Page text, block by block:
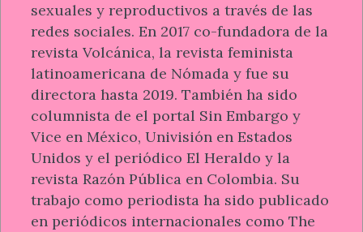
sexuales y reproductivos a través de las
redes sociales. En 2017 co-fundadora de la
revista Volcánica, la revista feminista
latinoamericana de Nómada y fue su
directora hasta 2019. También ha sido
columnista de el portal Sin Embargo y
Vice en México, Univisión en Estados
Unidos y el periódico El Heraldo y la
revista Razón Pública en Colombia. Su
trabajo como periodista ha sido publicado
en periódicos internacionales como The